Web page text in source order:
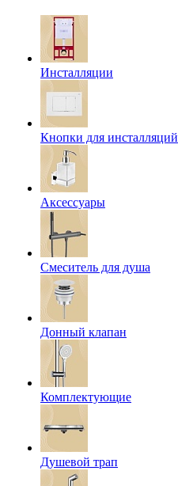
Инсталляции
Кнопки для инсталляций
Аксессуары
Смеситель для душа
Донный клапан
Комплектующие
Душевой трап